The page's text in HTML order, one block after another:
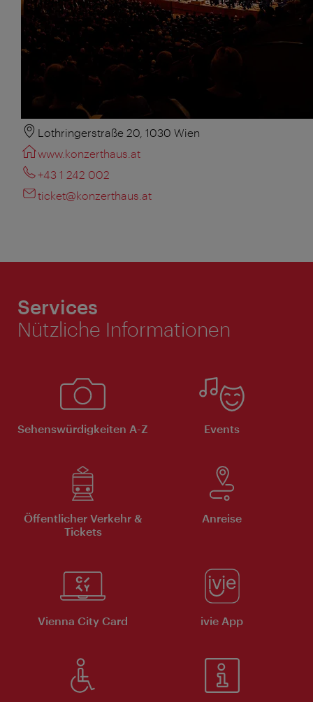
Lothringerstraße 20, 1030 Wien
www.konzerthaus.at
+43 1 242 002
ticket@konzerthaus.at
Services
Nützliche Informationen
Sehenswürdigkeiten A-Z Events
Öffentlicher Verkehr &
Tickets
Anreise
Vienna City Card ivie App